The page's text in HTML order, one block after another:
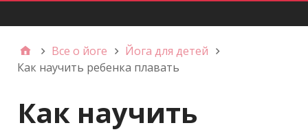
Все о йоге
Йога для детей
Как научить ребенка плавать
Как научить